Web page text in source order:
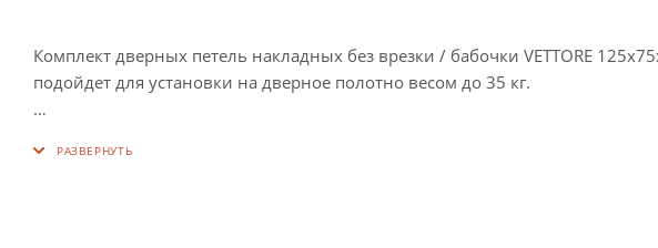
Комплект дверных петель накладных без врезки / бабочки VETTORE
подойдет для установки на дверное полотно весом до 35 кг.